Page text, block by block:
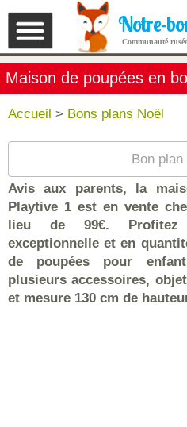
Notre-
Communauté
Maison de poupées en
Accueil > Bons plans Noël
Bon
Avis aux parents, la
Playtive 1 est en vente
lieu de 99€. Profitez
exceptionnelle et en
de poupées pour
plusieurs accessoires,
et mesure 130 cm de